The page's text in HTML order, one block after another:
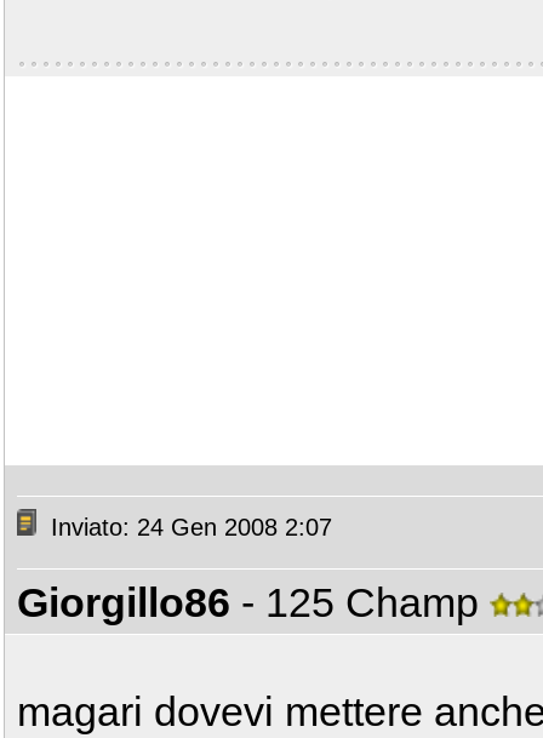
Inviato: 24 Gen 2008 2:07
Giorgillo86 - 125 Champ
magari dovevi mettere